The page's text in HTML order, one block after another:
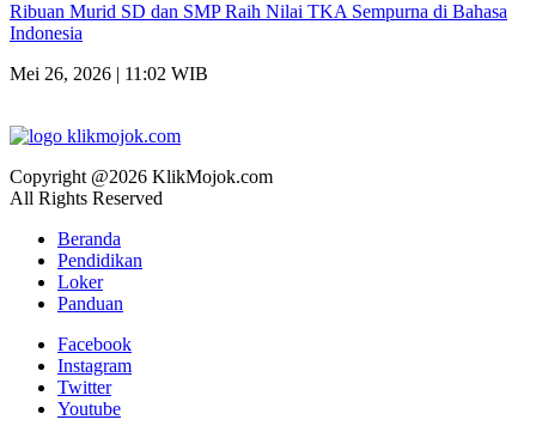
Ribuan Murid SD dan SMP Raih Nilai TKA Sempurna di Bahasa
Indonesia
Mei 26, 2026 | 11:02 WIB
Copyright @2026 KlikMojok.com
All Rights Reserved
Beranda
Pendidikan
Loker
Panduan
Facebook
Instagram
Twitter
Youtube